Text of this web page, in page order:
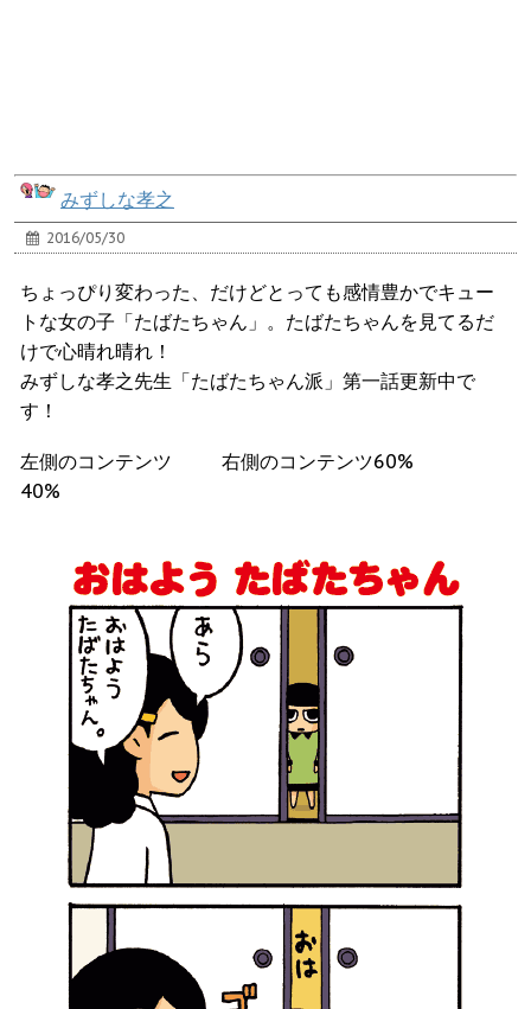
みずしな孝之
2016/05/30
ちょっぴり変わった、だけどとっても感情豊かでキュー
トな女の子「たばたちゃん」。たばたちゃんを見てるだ
けで心晴れ晴れ！
みずしな孝之先生「たばたちゃん派」第一話更新中で
す！
左側のコンテンツ
40%
右側のコンテンツ60%